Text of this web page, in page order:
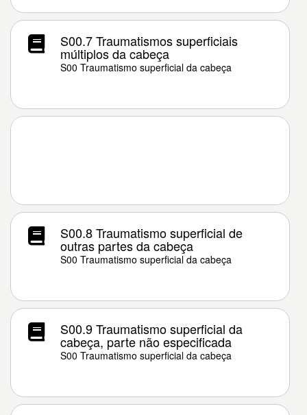
S00.7 Traumatismos superficiais
múltiplos da cabeça
S00 Traumatismo superficial da cabeça
S00.8 Traumatismo superficial de
outras partes da cabeça
S00 Traumatismo superficial da cabeça
S00.9 Traumatismo superficial da
cabeça, parte não especificada
S00 Traumatismo superficial da cabeça